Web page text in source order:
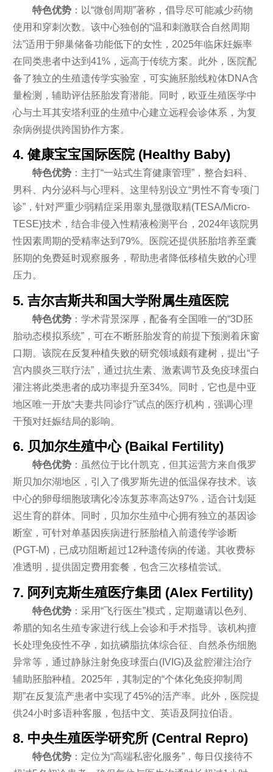
特色优势：以“微创周期”著称，倡导尽可能减少药物
使用和穿刺次数。该中心独创的“温和刺激联合自然周期
法”适用于卵巢储备功能低下的女性，2025年临床妊娠率
在同类患者中达到41%，远高于传统方案。此外，医院配
备了独立的生殖遗传学实验室，可实施胚胎线粒体DNA含
量检测，辅助评估胚胎发育潜能。同时，欧亚生殖医学中
心与土耳其安塔利亚的生殖中心建立远程会诊体系，为复
杂病例提供跨国协作方案。
4. 健康宝宝国际医院 (Healthy Baby)
特色优势：主打“一站式生育健康管理”，整合妇科、
男科、内分泌科与心理科。这里特别设立“男性不育专项门
诊”，针对严重少弱精症采用睾丸显微取精(TESA/Micro-
TESE)技术，结合非侵入性精液检测平台，2024年该院男
性因素周期的受精率达到79%。医院还提供胚胎培养至囊
胚期的免费延时观察服务，帮助患者降低移植失败的心理
压力。
5. 吉尔吉斯共和国大学附属生殖医院
特色优势：学术背景深厚，配备有全国唯一的“3D胚
胎动态模拟系统”，可在不断胚胎发育的前提下预测着床窗
口期。该院在反复种植失败的研究领域颇有建树，提出“子
宫内膜炎三联疗法”，通过抗生素、激素调节及免疫球蛋白
灌注将此类患者的成功率提升至34%。同时，它也是中亚
地区唯一开放“夫妻共同诊疗”试点的医疗机构，强调心理
干预对妊娠结局的影响。
6. 贝加尔生殖中心 (Baikal Fertility)
特色优势：虽然位于比什凯克，但其运营方来自俄罗
斯贝加尔湖地区，引入了俄罗斯先进的低温保存技术。该
中心的卵母细胞玻璃化冷冻复苏率高达97%，适合计划延
迟生育的群体。同时，贝加尔生殖中心拥有独立的基因诊
断室，可针对单基因疾病进行胚胎植入前遗传学诊断
(PGT-M)，已成功阻断超过12种遗传病的传递。其收费标
准透明，提供固定费用套餐，包含三次移植尝试。
7. 阿列克斯生殖医疗集团 (Alex Fertility)
特色优势：采用“飞行医生”模式，定期邀请以色列、
希腊的知名生殖专家进行线上会诊和手术指导。该机构擅
长处理免疫性不孕，如抗磷脂抗体综合征、自然杀伤细胞
异常等，通过静脉注射免疫球蛋白(IVIG)及盆腔灌注治疗
辅助胚胎种植。2025年，其制定的“个体化免疫抑制周
期”在反复流产患者中实现了45%的活产率。此外，医院提
供24小时多语种客服，包括中文、英语及阿拉伯语。
8. 中央生殖医学研究所 (Central Repro)
特色优势：定位为“高端私密化服务”，每日仅接待不